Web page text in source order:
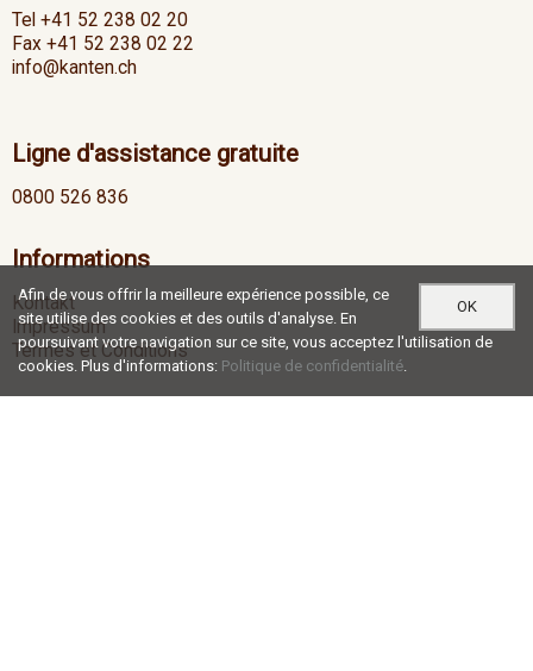
Tel +41 52 238 02 20
Fax +41 52 238 02 22
info@kanten.ch
Ligne d'assistance gratuite
0800 526 836
Informations
Kontakt
Impressum
Termes et Conditions
OK
Afin de vous offrir la meilleure expérience possible, ce
site utilise des cookies et des outils d'analyse. En
poursuivant votre navigation sur ce site, vous acceptez l'utilisation de
cookies. Plus d'informations: Politique de confidentialité.